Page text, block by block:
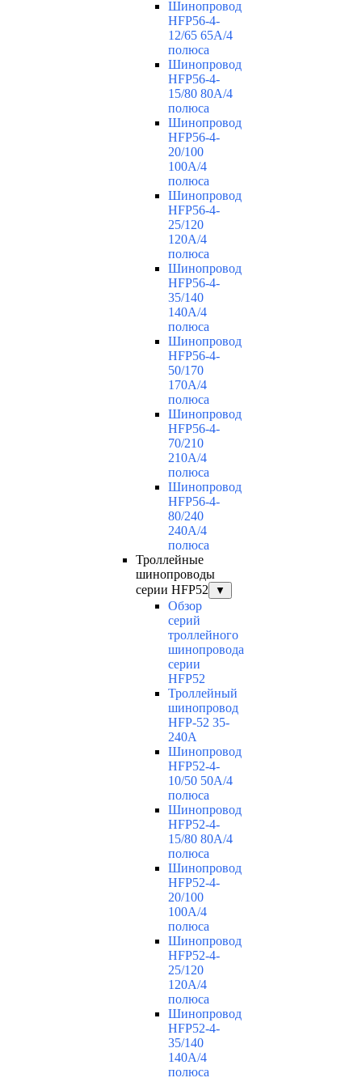
Шинопровод
HFP56-4-
12/65 65А/4
полюса
Шинопровод
HFP56-4-
15/80 80А/4
полюса
Шинопровод
HFP56-4-
20/100
100А/4
полюса
Шинопровод
HFP56-4-
25/120
120А/4
полюса
Шинопровод
HFP56-4-
35/140
140А/4
полюса
Шинопровод
HFP56-4-
50/170
170А/4
полюса
Шинопровод
HFP56-4-
70/210
210А/4
полюса
Шинопровод
HFP56-4-
80/240
240А/4
полюса
Троллейные
шинопроводы
серии HFP52
▼
Обзор
серий
троллейного
шинопровода
серии
HFP52
Троллейный
шинопровод
HFP-52 35-
240А
Шинопровод
HFP52-4-
10/50 50A/4
полюса
Шинопровод
HFP52-4-
15/80 80A/4
полюса
Шинопровод
HFP52-4-
20/100
100А/4
полюса
Шинопровод
HFP52-4-
25/120
120А/4
полюса
Шинопровод
HFP52-4-
35/140
140А/4
полюса